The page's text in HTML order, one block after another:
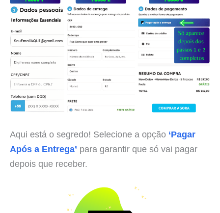
Aqui está o segredo! Selecione a opção ‘Pagar
Após a Entrega’ para garantir que só vai pagar
depois que receber.